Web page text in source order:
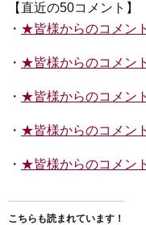
【直近の50コメント】
・ ★皆様からのコメン
・ ★皆様からのコメン
・ ★皆様からのコメン
・ ★皆様からのコメン
・ ★皆様からのコメン
こちらも読まれています！